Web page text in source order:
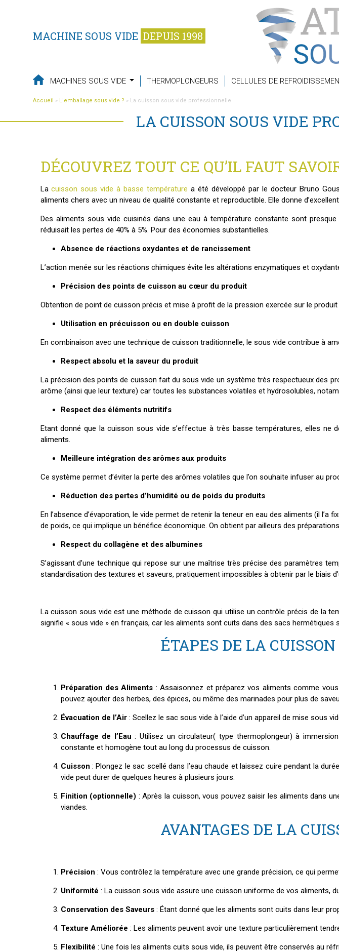
MACHINE SOUS VIDE DEPUIS 1998
MACHINES SOUS VIDE THERMOPLONGEURS CELLULES DE
Accueil » L'emballage sous vide ? » La cuisson sous vide professionnelle
LA CUISSON SOUS VIDE
DÉCOUVREZ TOUT CE QU’IL FAUT
Lacuisson sous vide à basse température a été développé par le docteur Bruno
aliments chers avec un niveau de qualité constante et reproductible. Elle donne
Des aliments sous vide cuisinés dans une eau à température constante sont
réduisait les pertes de 40% à 5%. Pour des économies substantielles.
Absence de réactions oxydantes et de rancissement
L’action menée sur les réactions chimiques évite les altérations enzymatiques et
Précision des points de cuisson au cœur du produit
Obtention de point de cuisson précis et mise à profit de la pression exercée sur le
Utilisation en précuisson ou en double cuisson
En combinaison avec une technique de cuisson traditionnelle, le sous vide contribue à
Respect absolu et la saveur du produit
La précision des points de cuisson fait du sous vide un système très respectueux des
arôme (ainsi que leur texture) car toutes les substances volatiles et hydrosolubles,
Respect des éléments nutritifs
Etant donné que la cuisson sous vide s’effectue à très basse températures, elles
aliments.
Meilleure intégration des arômes aux produits
Ce système permet d’éviter la perte des arômes volatiles que l’on souhaite infuser au
Réduction des pertes d’humidité ou de poids du produits
En l’absence d’évaporation, le vide permet de retenir la teneur en eau des aliments (il
de poids, ce qui implique un bénéfice économique. On obtient par ailleurs des
Respect du collagène et des albumines
S’agissant d’une technique qui repose sur une maîtrise très précise des paramètres
standardisation des textures et saveurs, pratiquement impossibles à obtenir par le biais
La cuisson sous vide est une méthode de cuisson qui utilise un contrôle précis de la
signifie « sous vide » en français, car les aliments sont cuits dans des sacs
ÉTAPES DE LA
Préparation des Aliments : Assaisonnez et préparez vos aliments comme
pouvez ajouter des herbes, des épices, ou même des marinades pour plus de
Évacuation de l’Air: Scellez le sac sous vide à l’aide d’un appareil de mise sous
Chauffage de l’Eau : Utilisez un circulateur( type thermoplongeur) à
constante et homogène tout au long du processus de cuisson.
Cuisson : Plongez le sac scellé dans l’eau chaude et laissez cuire pendant la
vide peut durer de quelques heures à plusieurs jours.
Finition (optionnelle) : Après la cuisson, vous pouvez saisir les aliments dans
viandes.
AVANTAGES DE LA
Précision : Vous contrôlez la température avec une grande précision, ce qui
Uniformité : La cuisson sous vide assure une cuisson uniforme de vos aliments,
Conservation des Saveurs: Étant donné que les aliments sont cuits dans leur
Texture Améliorée : Les aliments peuvent avoir une texture particulièrement
Flexibilité : Une fois les aliments cuits sous vide, ils peuvent être conservés au